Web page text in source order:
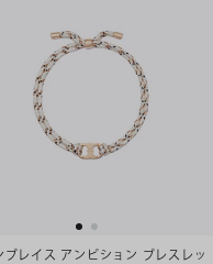
ブレイス アンビション ブレスレッ